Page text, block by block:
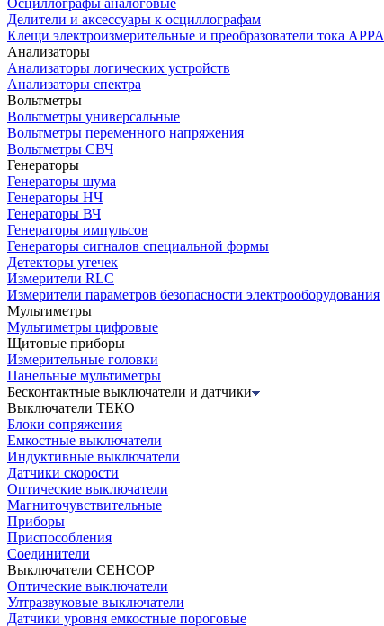
Осциллографы аналоговые
Делители и аксессуары к осциллографам
Клещи электроизмерительные и преобразователи тока APPA
Анализаторы
Анализаторы логических устройств
Анализаторы спектра
Вольтметры
Вольтметры универсальные
Вольтметры переменного напряжения
Вольтметры СВЧ
Генераторы
Генераторы шума
Генераторы НЧ
Генераторы ВЧ
Генераторы импульсов
Генераторы сигналов специальной формы
Детекторы утечек
Измерители RLC
Измерители параметров безопасности электрооборудования
Мультиметры
Мультиметры цифровые
Щитовые приборы
Измерительные головки
Панельные мультиметры
Бесконтактные выключатели и датчики
Выключатели ТЕКО
Блоки сопряжения
Емкостные выключатели
Индуктивные выключатели
Датчики скорости
Оптические выключатели
Магниточувствительные
Приборы
Приспособления
Соединители
Выключатели СЕНСОР
Оптические выключатели
Ултразвуковые выключатели
Датчики уровня емкостные пороговые